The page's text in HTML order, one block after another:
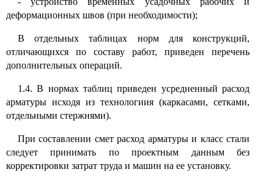
деформационных швов (при необходимости);
В отдельных таблицах норм для конструкций,
отличающихся по составу работ, приведен перечень
дополнительных операций.
1.4. В нормах таблиц приведен усредненный расход
арматуры исходя из технологиия (каркасами, сетками,
отдельными стержнями).
При составлении смет расход арматуры и класс стали
следует принимать по проектным данным без
корректировки затрат труда и машин на ее установку.